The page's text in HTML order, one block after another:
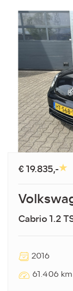
€ 19.835,-
Cabrio 1.2
2016
61.406 km